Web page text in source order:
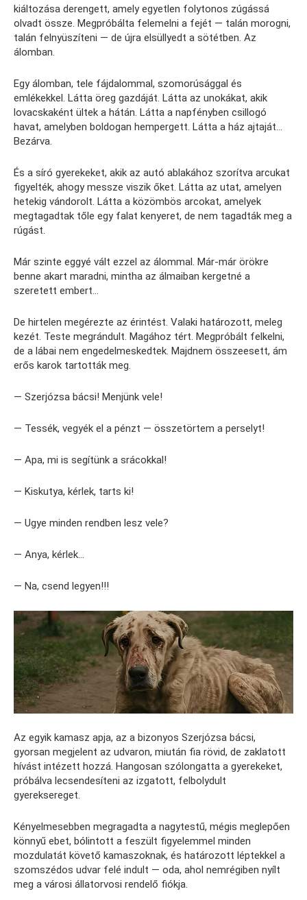
kiáltozása derengett, amely egyetlen folytonos zúgássá
olvadt össze. Megpróbálta felemelni a fejét — talán morogni,
talán felnyüszíteni — de újra elsüllyedt a sötétben. Az
álomban.
Egy álomban, tele fájdalommal, szomorúsággal és
emlékekkel. Látta öreg gazdáját. Látta az unokákat, akik
lovacskaként ültek a hátán. Látta a napfényben csillogó
havat, amelyben boldogan hempergett. Látta a ház ajtaját…
Bezárva.
És a síró gyerekeket, akik az autó ablakához szorítva arcukat
figyelték, ahogy messze viszik őket. Látta az utat, amelyen
hetekig vándorolt. Látta a közömbös arcokat, amelyek
megtagadtak tőle egy falat kenyeret, de nem tagadták meg a
rúgást.
Már szinte eggyé vált ezzel az álommal. Már-már örökre
benne akart maradni, mintha az álmaiban kergetné a
szeretett embert…
De hirtelen megérezte az érintést. Valaki határozott, meleg
kezét. Teste megrándult. Magához tért. Megpróbált felkelni,
de a lábai nem engedelmeskedtek. Majdnem összeesett, ám
erős karok tartották meg.
— Szerjózsa bácsi! Menjünk vele!
— Tessék, vegyék el a pénzt — összetörtem a perselyt!
— Apa, mi is segítünk a srácokkal!
— Kiskutya, kérlek, tarts ki!
— Ugye minden rendben lesz vele?
— Anya, kérlek…
— Na, csend legyen!!!
Az egyik kamasz apja, az a bizonyos Szerjózsa bácsi,
gyorsan megjelent az udvaron, miután fia rövid, de zaklatott
hívást intézett hozzá. Hangosan szólongatta a gyerekeket,
próbálva lecsendesíteni az izgatott, felbolydult
gyereksereget.
Kényelmesebben megragadta a nagytestű, mégis meglepően
könnyű ebet, bólintott a feszült figyelemmel minden
mozdulatát követő kamaszoknak, és határozott léptekkel a
szomszédos udvar felé indult — oda, ahol nemrégiben nyílt
meg a városi állatorvosi rendelő fiókja.